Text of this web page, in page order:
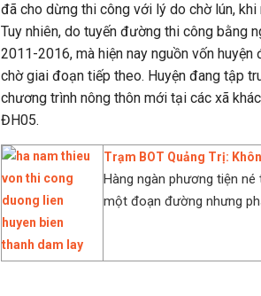
đã cho dừng thi công với lý do chờ lún,
Tuy nhiên, do tuyến đường thi công bằng
2011-2016, mà hiện nay nguồn vốn
chờ giai đoạn tiếp theo. Huyện đang tập
chương trình nông thôn mới tại các xã
ĐH05.
Trạm BOT Quảng Trị:
Hàng ngàn phương tiện
một đoạn đường nhưng